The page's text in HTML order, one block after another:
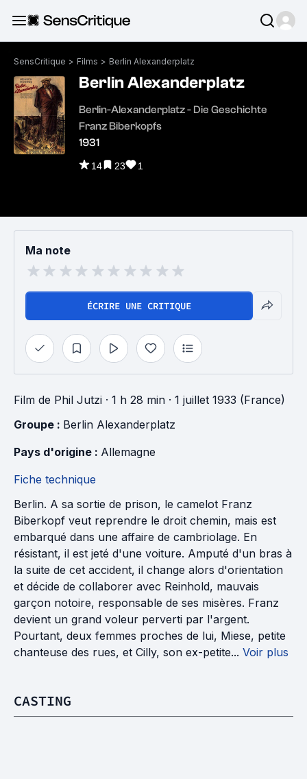
SensCritique > Films > Berlin Alexanderplatz
Berlin Alexanderplatz
Berlin-Alexanderplatz - Die Geschichte
Franz Biberkopfs
1931
14 23 1
Ma note
ÉCRIRE UNE CRITIQUE
Film de Phil Jutzi · 1 h 28 min · 1 juillet 1933 (France)
Groupe : Berlin Alexanderplatz
Pays d'origine : Allemagne
Fiche technique
Berlin. A sa sortie de prison, le camelot Franz
Biberkopf veut reprendre le droit chemin, mais est
embarqué dans une affaire de cambriolage. En
résistant, il est jeté d'une voiture. Amputé d'un bras à
la suite de cet accident, il change alors d'orientation
et décide de collaborer avec Reinhold, mauvais
garçon notoire, responsable de ses misères. Franz
devient un grand voleur perverti par l'argent.
Pourtant, deux femmes proches de lui, Miese, petite
chanteuse des rues, et Cilly, son ex-petite... Voir plus
CASTING